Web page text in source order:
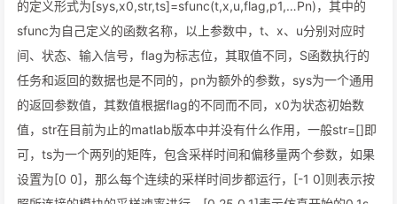
的定义形式为[sys,x0,str,ts]=sfunc(t,x,u,flag,p1,…Pn)，其中的
sfunc为自己定义的函数名称，以上参数中，t、x、u分别对应时
间、状态、输入信号，flag为标志位，其取值不同，S函数执行的
任务和返回的数据也是不同的，pn为额外的参数，sys为一个通用
的返回参数值，其数值根据flag的不同而不同，x0为状态初始数
值，str在目前为止的matlab版本中并没有什么作用，一般str=[]即
可，ts为一个两列的矩阵，包含采样时间和偏移量两个参数，如果
设置为[0 0]，那么每个连续的采样时间步都运行，[-1 0]则表示按